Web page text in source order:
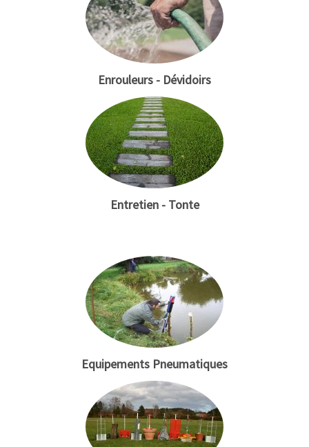
Enrouleurs - Dévidoirs
Entretien - Tonte
Equipements Pneumatiques